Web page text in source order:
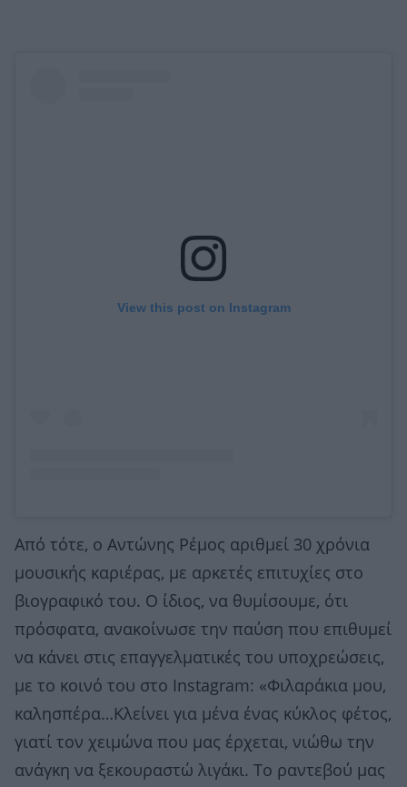
View this post on Instagram
Από τότε, ο Αντώνης Ρέμος αριθμεί 30 χρόνια
μουσικής καριέρας, με αρκετές επιτυχίες στο
βιογραφικό του. O ίδιος, να θυμίσουμε, ότι
πρόσφατα, ανακοίνωσε την παύση που επιθυμεί
να κάνει στις επαγγελματικές του υποχρεώσεις,
με το κοινό του στο Instagram: «Φιλαράκια μου,
καλησπέρα…Κλείνει για μένα ένας κύκλος φέτος,
γιατί τον χειμώνα που μας έρχεται, νιώθω την
ανάγκη να ξεκουραστώ λιγάκι. Το ραντεβού μας